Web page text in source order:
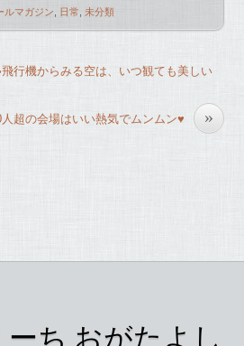
ルマガジン, 日常,未分類
行機からみる空は、いつ観ても美しい
»
超の会場はいい熱気でムンムン♥
ち おがたよし